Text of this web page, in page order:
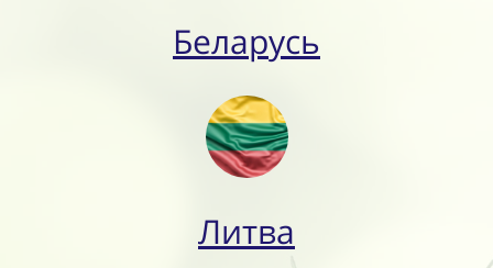
Беларусь
Литва